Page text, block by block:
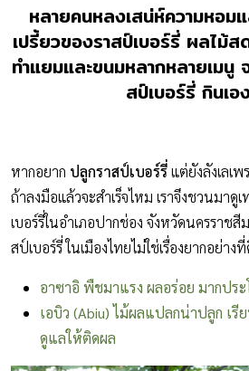
หลายคนหลงเสน่ห์ความหอม
เปรี้ยวของราสป์เบอร์รี่ ผลไม้
ทำแยมและขนมหลากหลายเมนู
สป์เบอร์รี่ กินเอ
หากอยาก ปลูกราสป์เบอร์รี่แต่ยังลังเลเพ
ถ้าลงมือแล้วจะสำเร็จไหม เราจึงชวนมาดู
เบอร์รี่ในอำเภอปากช่อง จังหวัดนครราชสี
สป์เบอร์รี่ ในเมืองไทยไม่ใช่เรื่องยากอย่าง
อาซาอิ พืชมาแรง ผลอร่อย มากปร
เอบิว (Abiu) ไม้ผลแปลกน่าปลูก เรี
ดูแลให้ติดผล